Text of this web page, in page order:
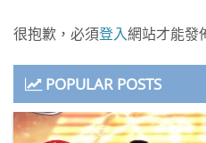
很抱歉，必須登入網站才能發
POPULAR POSTS